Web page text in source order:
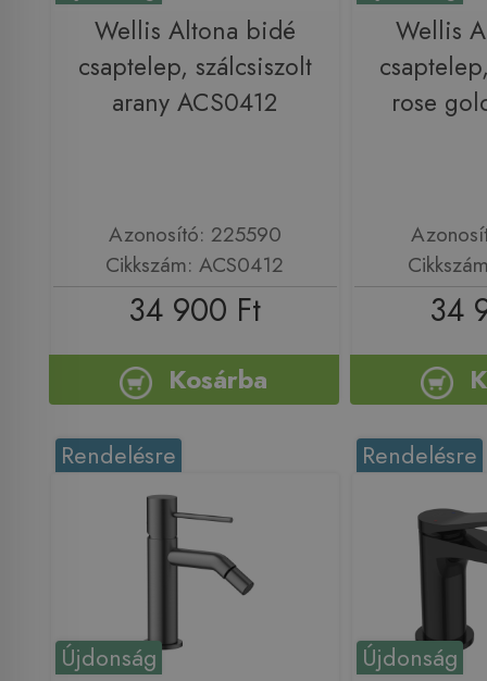
Wellis Altona bidé
csaptelep, szálcsiszolt
arany ACS0412
Azonosító: 225590
Cikkszám: ACS0412
34 900 Ft
Kosárba
Wellis
rose
34
Újdonság
Rendelésre
Újdonság
Rendelésre